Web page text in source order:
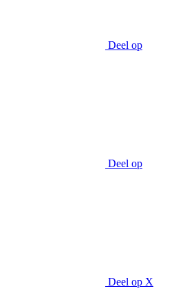
Deel op
Deel op
Deel op X